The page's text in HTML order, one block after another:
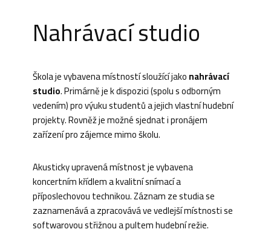
Nahrávací studio
Škola je vybavena místností sloužící jakonahrávací
studio. Primárně je k dispozici (spolu s odborným
vedením) pro výuku studentů a jejich vlastní hudební
projekty. Rovněž je možné sjednat i pronájem
zařízení pro zájemce mimo školu.
Akusticky upravená místnost je vybavena
koncertním křídlem a kvalitní snímací a
příposlechovou technikou. Záznam ze studia se
zaznamenává a zpracovává ve vedlejší místnosti se
softwarovou střižnou a pultem hudební režie.